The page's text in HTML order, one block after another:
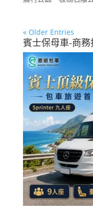
« Older Entries
賓士保母車-商